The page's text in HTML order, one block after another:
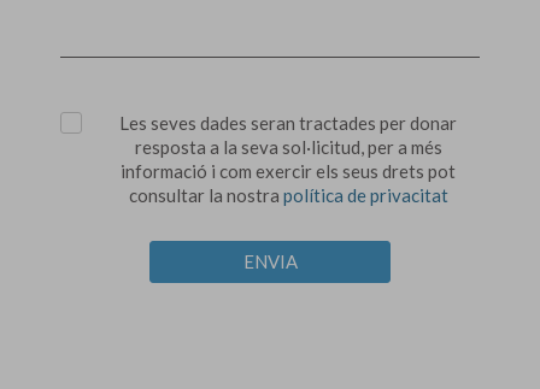
Les seves dades seran tractades per donar
resposta a la seva sol·licitud, per a més
informació i com exercir els seus drets pot
consultar la nostra política de privacitat
ENVIA